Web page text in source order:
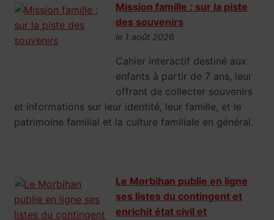
Mission famille : sur la piste
des souvenirs
le 1 août 2026
Cahier interactif destiné aux
enfants à partir de 7 ans, leur
offrant de collecter souvenirs
et informations sur leur identité, leur famille, et le
patrimoine familial et la culture familiale en général.
Le Morbihan publie en ligne
ses listes du contingent et
enrichit état civil et